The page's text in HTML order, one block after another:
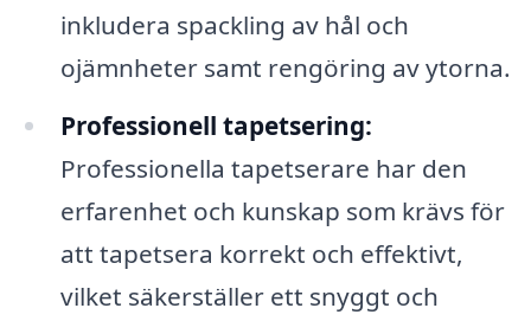
inkludera spackling av hål och
ojämnheter samt rengöring av ytorna.
Professionell tapetsering:
Professionella tapetserare har den
erfarenhet och kunskap som krävs för
att tapetsera korrekt och effektivt,
vilket säkerställer ett snyggt och